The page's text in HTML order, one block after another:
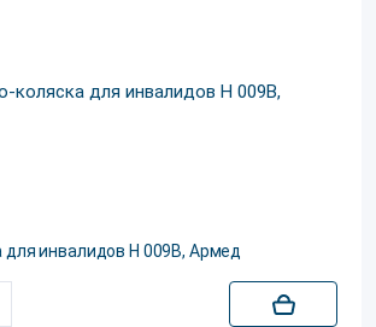
для инвалидов H 009B, Армед